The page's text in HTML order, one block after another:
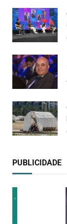
PUBLICIDADE